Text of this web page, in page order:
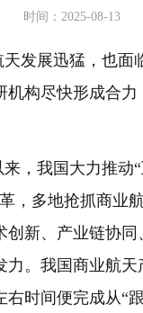
时间：2025-08-13
发展迅猛，也面
机构尽快形成合
，我国大力推动
，多地抢抓商业
创新、产业链协同
力。我国商业航天
右时间便完成从“